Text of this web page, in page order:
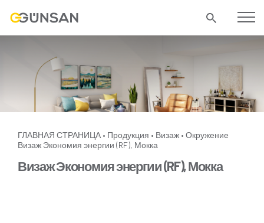
ГЛАВНАЯ СТРАНИЦА • Продукция • Визаж • Окружение
Визаж Экономия энергии (RF), Мокка
Визаж Экономия энергии (RF), Мокка